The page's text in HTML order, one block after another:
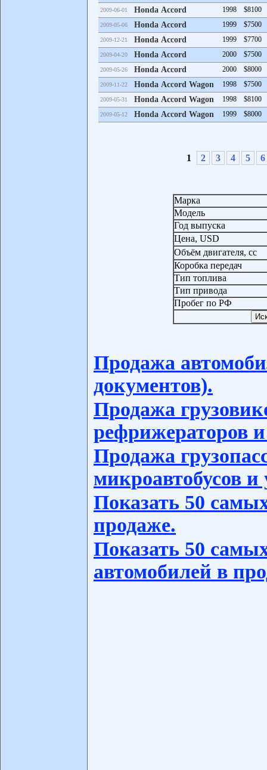
2009-06-01 Honda Accord 1998 $8100
2009-05-06 Honda Accord 1999 $7500
2009-12-21 Honda Accord 1999 $7700
2009-04-20 Honda Accord 2000 $7500
2009-05-26 Honda Accord 2000 $8000
2009-11-22 Honda Accord Wagon 1998 $7500
2009-05-31 Honda Accord Wagon 1998 $8100
2009-05-12 Honda Accord Wagon 1999 $8000
1 2 3 4 5 6
Марка
Модель
Год выпуска
Цена, USD
Объём двигателя, сс
Коробка передач
Тип топлива
Тип привода
Пробег по РФ
Продажа
документов).
Продажа
рефрижераторов
Продажа
микроавтобусов и
Показать 50
продаже.
Показать 50
автомобилей в